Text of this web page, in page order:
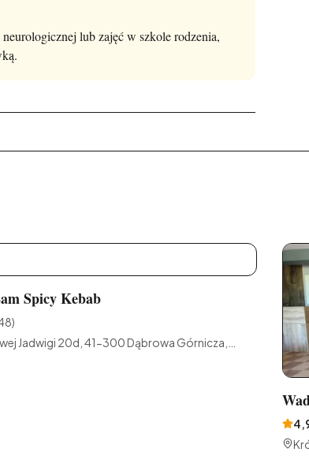
lub zajęć w szkole rodzenia,
Spicy Kebab
)
Jadwigi 20d, 41-300 Dąbrowa Górnicza,